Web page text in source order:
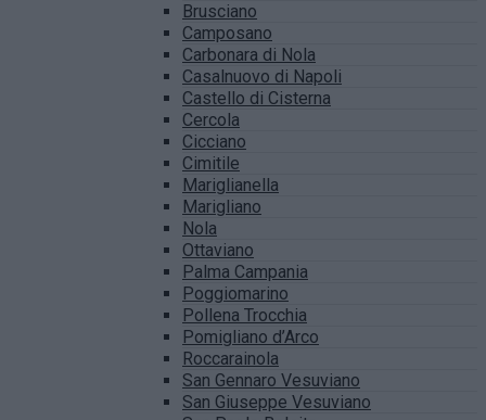
Brusciano
Camposano
Carbonara di Nola
Casalnuovo di Napoli
Castello di Cisterna
Cercola
Cicciano
Cimitile
Mariglianella
Marigliano
Nola
Ottaviano
Palma Campania
Poggiomarino
Pollena Trocchia
Pomigliano d’Arco
Roccarainola
San Gennaro Vesuviano
San Giuseppe Vesuviano